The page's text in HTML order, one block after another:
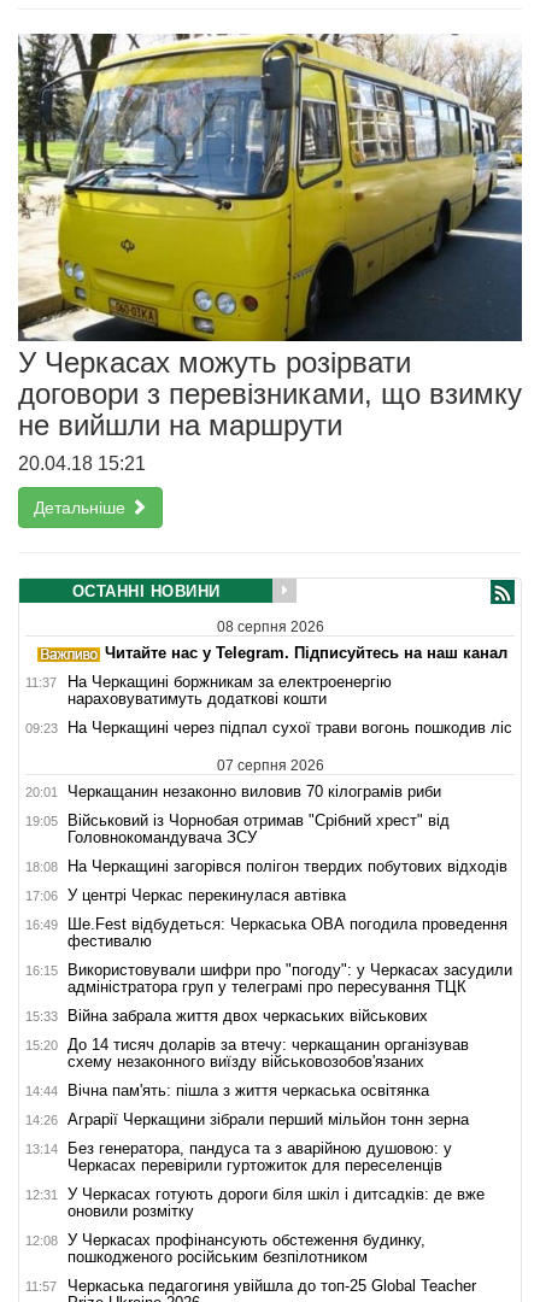
У Черкасах можуть розірвати
договори з перевізниками, що взимку
не вийшли на маршрути
20.04.18 15:21
Детальніше
ОСТАННІ НОВИНИ
08 серпня 2026
Читайте нас у Telegram. Підписуйтесь на наш канал
11:37
На Черкащині боржникам за електроенергію
нараховуватимуть додаткові кошти
09:23 На Черкащині через підпал сухої трави вогонь пошкодив ліс
07 серпня 2026
20:01 Черкащанин незаконно виловив 70 кілограмів риби
19:05
Військовий із Чорнобая отримав "Срібний хрест" від
Головнокомандувача ЗСУ
18:08 На Черкащині загорівся полігон твердих побутових відходів
17:06 У центрі Черкас перекинулася автівка
16:49
Ше.Fest відбудеться: Черкаська ОВА погодила проведення
фестивалю
16:15
Використовували шифри про "погоду": у Черкасах засудили
адміністратора груп у телеграмі про пересування ТЦК
15:33 Війна забрала життя двох черкаських військових
15:20
До 14 тисяч доларів за втечу: черкащанин організував
схему незаконного виїзду військовозобов'язаних
14:44 Вічна пам'ять: пішла з життя черкаська освітянка
14:26 Аграрії Черкащини зібрали перший мільйон тонн зерна
13:14
Без генератора, пандуса та з аварійною душовою: у
Черкасах перевірили гуртожиток для переселенців
12:31
У Черкасах готують дороги біля шкіл і дитсадків: де вже
оновили розмітку
12:08
У Черкасах профінансують обстеження будинку,
пошкодженого російським безпілотником
11:57
Черкаська педагогиня увійшла до топ-25 Global Teacher